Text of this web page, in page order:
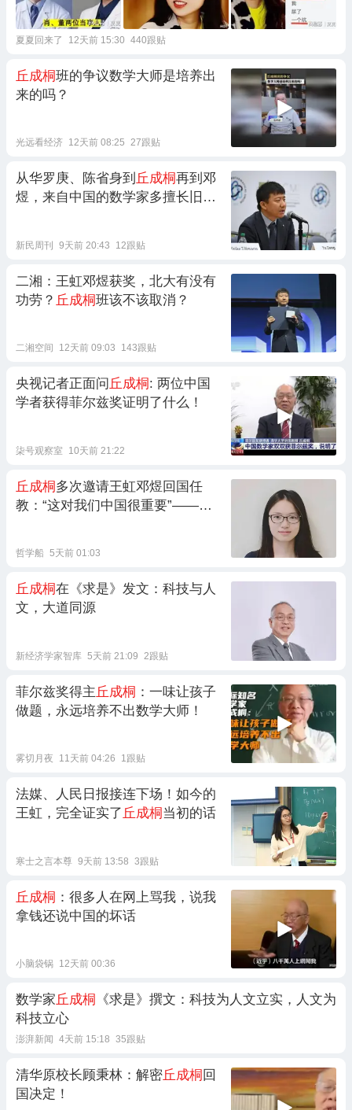
夏夏回来了 12天前 15:30 440跟贴
丘成桐班的争议数学大师是培养出
来的吗？
光远看经济 12天前 08:25 27跟贴
从华罗庚、陈省身到 丘成桐再到邓
煜，来自中国的数学家多擅长旧
新民周刊 9天前 20:43 12跟贴
二湘：王虹邓煜获奖，北大有没有
功劳？ 丘成桐班该不该取消？
二湘空间 12天前 09:03 143跟贴
央视记者正面问 丘成桐 : 两位中国
学者获得菲尔兹奖证明了什么！
柒号观察室 10天前 21:22
丘成桐多次邀请王虹邓煜回国任
教：“这对我们中国很重要”——但
哲学船 5天前 01:03
丘成桐在《求是》发文：科技与人
文，大道同源
新经济学家智库 5天前 21:09 2跟贴
菲尔兹奖得主 丘成桐 ：一味让孩子
做题，永远培养不出数学大师！
雾切月夜 11天前 04:26 1跟贴
法媒、人民日报接连下场！如今的
王虹，完全证实了 丘成桐 当初的话
寒士之言本尊 9天前 13:58 3跟贴
丘成桐 ：很多人在网上骂我，说我
拿钱还说中国的坏话
小脑袋锅 12天前 00:36
数学家 丘成桐 《求是》撰文：科技为人文立实，人文为
科技立心
澎湃新闻 4天前 15:18 35跟贴
清华原校长顾秉林：解密丘成桐回
国决定！